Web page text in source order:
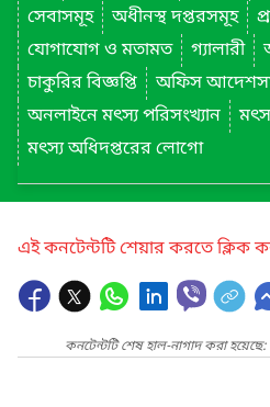
সেবাসমূহ
অধীনস্থ দপ্তরসমূহ
যোগাযোগ ও মতামত
গ্যালারী
চাকুরির বিজ্ঞপ্তি
অফিস
অনলাইনে মৎস্য পরিসংখ্যান
মৎস্য অধিদপ্তরের লোগো
এই কনটেন্টটি শেয়ার করতে ক্লিক
কনটেন্টটি শেষ হাল-নাগাদ করা